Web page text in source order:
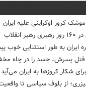
کروز اوکراینی علیه ایران
ایران به طور استثنایی خوب
پسرش، جسد را در چاه
شکار کروزها به ایران می‌آید
از بلوف سیاسی تا